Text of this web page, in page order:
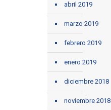
abril 2019
marzo 2019
febrero 2019
enero 2019
diciembre 2018
noviembre 2018